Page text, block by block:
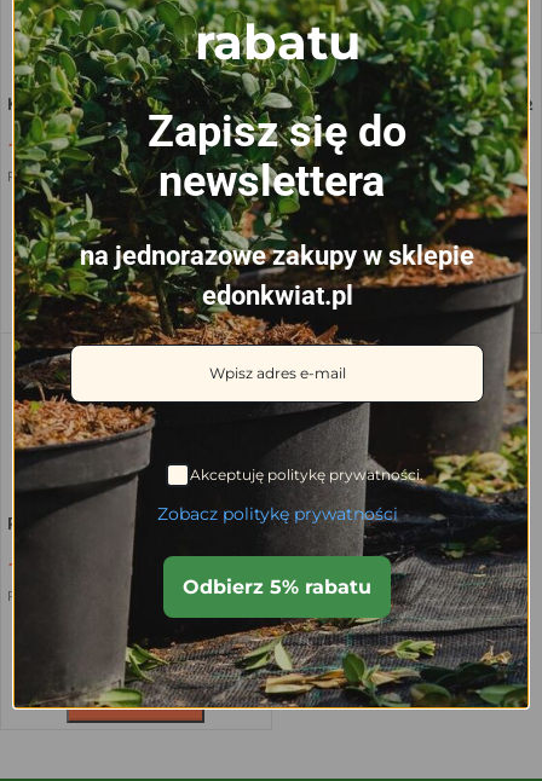
Kroplownik TORO NGE 4 L/H
1.18zł
Przewidywana dostawa:5 sierpnia
Dodaj do koszyka
Kroplownik TURBO rozkręcany 2
L/H
0.96zł
Przewidywana dostawa: 5 sierpnia
Dodaj do koszyka
Przebijak 4 mm z wyrzutnikiem
18.52
Przewidywana dostawa: 5 sierpnia
Dodaj do koszyka
rabatu
Zapisz się do
newslettera
na jednorazowe zakupy w sklepie
edonkwiat.pl
Akceptuję politykę prywatności.
Zobacz politykę prywatności
Odbierz 5% rabatu